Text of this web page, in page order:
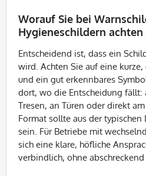
Worauf Sie bei
Hygieneschildern
Entscheidend ist, dass ein
wird. Achten Sie auf eine
und ein gut erkennbares
dort, wo die Entscheidung fällt:
Tresen, an Türen oder direkt
Format sollte aus der typischen
sein. Für Betriebe mit
sich eine klare, höfliche
verbindlich, ohne abschreckend